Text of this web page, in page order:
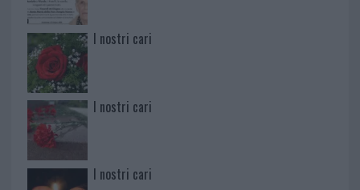
I nostri cari
I nostri cari
I nostri cari